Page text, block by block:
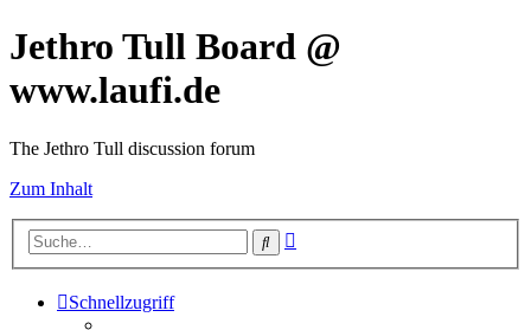
Jethro Tull Board @
www.laufi.de
The Jethro Tull discussion forum
Zum Inhalt
Suche
Schnellzugriff